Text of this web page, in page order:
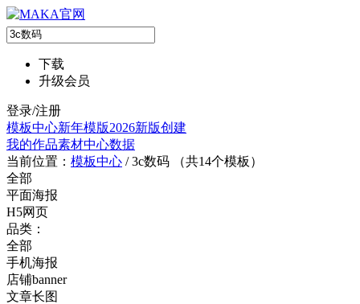
下载
升级会员
登录/注册
模板中心新年模版2026新版创建
我的作品素材中心数据
当前位置： 模板中心 /3c数码 （共14个模板）
全部
平面海报
H5网页
品类：
全部
手机海报
店铺banner
文章长图